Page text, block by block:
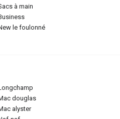
sacs à main
business
new le foulonné
longchamp
mac douglas
mac alyster